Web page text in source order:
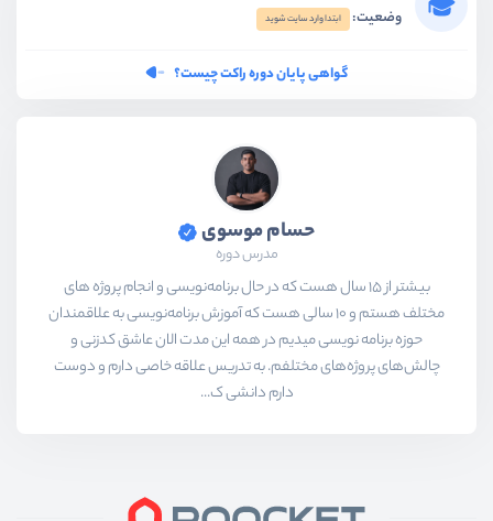
وضعیت: ابتدا وارد سایت شوید
گواهی پایان دوره راکت چیست؟
حسام موسوی
مدرس دوره
بیشتر از ۱۵ سال هست که در حال برنامه‌نویسی و انجام پروژه های
مختلف هستم و ۱۰ سالی هست که آموزش برنامه‌نویسی به علاقمندان
حوزه برنامه نویسی میدیم در همه این مدت الان عاشق کدزنی و
چالش‌های پروژه‌های مختلفم. به تدریس علاقه خاصی دارم و دوست
دارم دانشی ک...